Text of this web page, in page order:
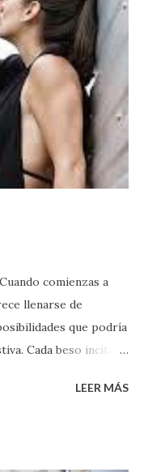
comienzas a
llenarse de
que podría
Cada beso incita
El problema es
LEER MÁS